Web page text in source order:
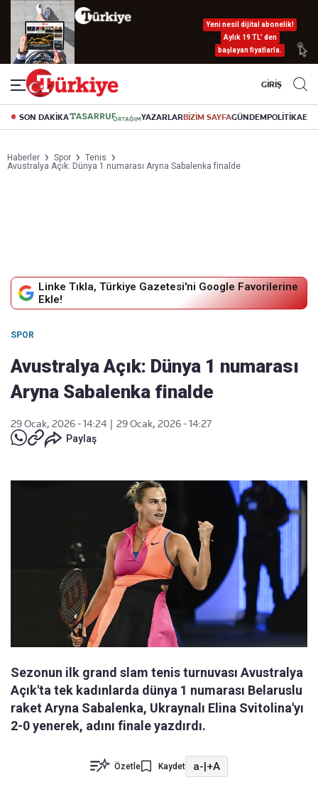
Yeni nesil dijital abonelik!
Aylık 19 TL’ den
başlayan fiyatlarla.
GİRİŞ
SON DAKİKA YAZARLARBİZİM SAYFAGÜNDEMPOLİTİKA
Haberler Spor
Tenis
Avustralya Açık: Dünya 1 numarası Aryna Sabalenka finalde
Linke Tıkla, Türkiye Gazetesi'ni Google Favorilerine
Ekle!
SPOR
Avustralya Açık: Dünya 1 numarası
Aryna Sabalenka finalde
29 Ocak, 2026 - 14:24
29 Ocak, 2026 - 14:27
Paylaş
Sezonun ilk grand slam tenis turnuvası Avustralya
Açık'ta tek kadınlarda dünya 1 numarası Belaruslu
raket Aryna Sabalenka, Ukraynalı Elina Svitolina'yı
2-0 yenerek, adını finale yazdırdı.
Özetle Kaydet a-|+A